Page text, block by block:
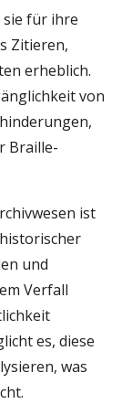
für ihre
Zitieren,
erheblich.
von
Braille-
ist
und
Verfall
es, diese
was